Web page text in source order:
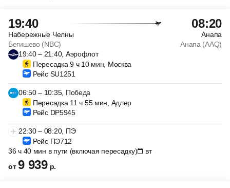
19:40 08:20
Набережные Челны
Анапа
Бегишево (NBC)
Анапа (AAQ)
19:40 – 21:40, Аэрофлот
Пересадка 9 ч 10 мин, Москва
Рейс SU1251
06:50 – 10:35, Победа
Пересадка 11 ч 55 мин, Адлер
Рейс DP5945
22:30 – 08:20, ПЭ
Рейс ПЭ712
36 ч 40 мин в пути (включая пересадку)
вт
от9 939 р.